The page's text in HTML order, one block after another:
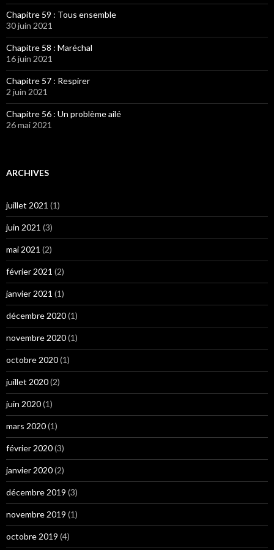
Chapitre 59 : Tous ensemble
30 juin 2021
Chapitre 58 : Maréchal
16 juin 2021
Chapitre 57 : Respirer
2 juin 2021
Chapitre 56 : Un problème ailé
26 mai 2021
ARCHIVES
juillet 2021 (1)
juin 2021 (3)
mai 2021 (2)
février 2021 (2)
janvier 2021 (1)
décembre 2020(1)
novembre 2020(1)
octobre 2020(1)
juillet 2020(2)
juin 2020(1)
mars 2020(1)
février 2020(3)
janvier 2020(2)
décembre 2019 (3)
novembre 2019 (1)
octobre 2019 (4)